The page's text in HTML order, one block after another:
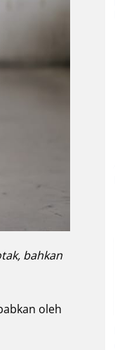
bahkan
oleh